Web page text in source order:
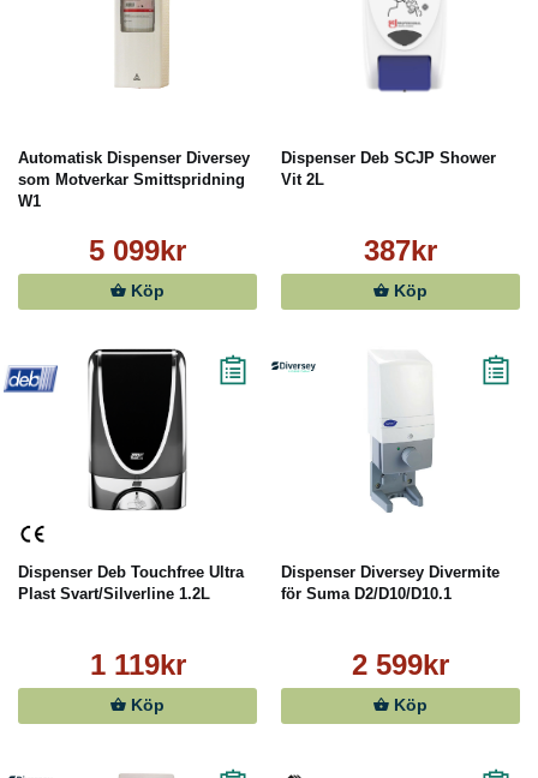
Automatisk Dispenser Diversey
som Motverkar Smittspridning
W1
5 099kr
Köp
Dispenser Deb SCJP Shower
Vit 2L
387kr
Köp
Dispenser Deb Touchfree Ultra
Plast Svart/Silverline 1.2L
1 119kr
Köp
Dispenser Diversey Divermite
för Suma D2/D10/D10.1
2 599kr
Köp